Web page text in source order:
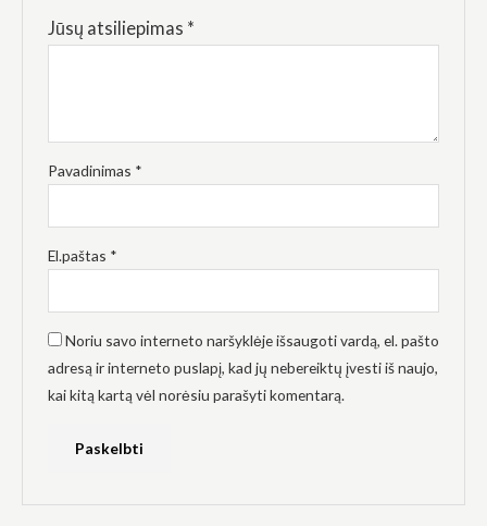
Jūsų atsiliepimas *
Pavadinimas *
El.paštas *
Noriu savo interneto naršyklėje išsaugoti vardą, el. pašto
adresą ir interneto puslapį, kad jų nebereiktų įvesti iš naujo,
kai kitą kartą vėl norėsiu parašyti komentarą.